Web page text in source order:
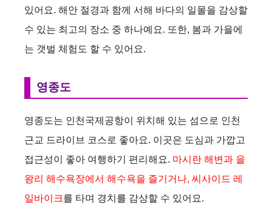
있어요. 해안 절경과 함께 서해 바다의 일몰을 감상할
수 있는 최고의 장소 중 하나예요. 또한, 봄과 가을에
는 갯벌 체험도 할 수 있어요.
영종도
영종도는 인천국제공항이 위치해 있는 섬으로 인천
근교 드라이브 코스로 좋아요. 이곳은 도심과 가깝고
접근성이 좋아 여행하기 편리해요. 마시란 해변과 을
왕리 해수욕장에서 해수욕을 즐기거나, 씨사이드 레
일바이크를 타며 경치를 감상할 수 있어요.